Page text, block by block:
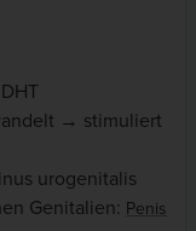
→ stimuliert
urogenitalis
Genitalien: Penis